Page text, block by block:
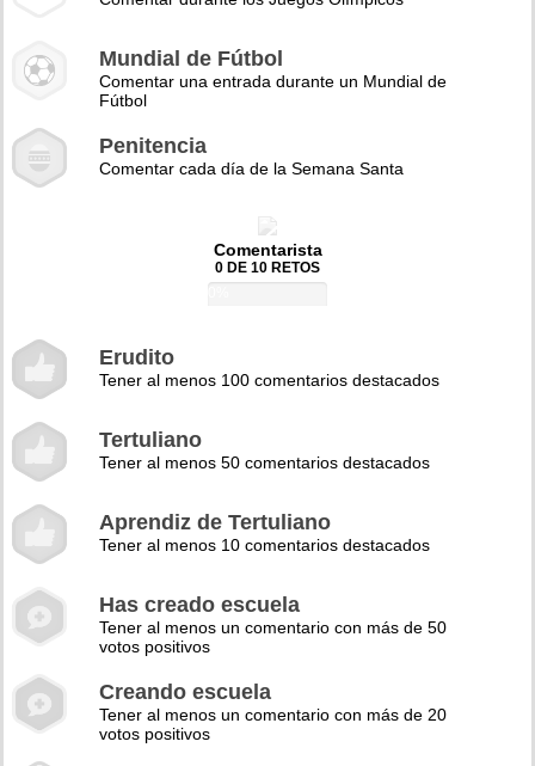
Mundial de Fútbol
Comentar una entrada durante un Mundial de
Fútbol
Penitencia
Comentar cada día de la Semana Santa
Comentarista
0 DE 10 RETOS
Erudito
Tener al menos 100 comentarios destacados
Tertuliano
Tener al menos 50 comentarios destacados
Aprendiz de Tertuliano
Tener al menos 10 comentarios destacados
Has creado escuela
Tener al menos un comentario con más de 50
votos positivos
Creando escuela
Tener al menos un comentario con más de 20
votos positivos